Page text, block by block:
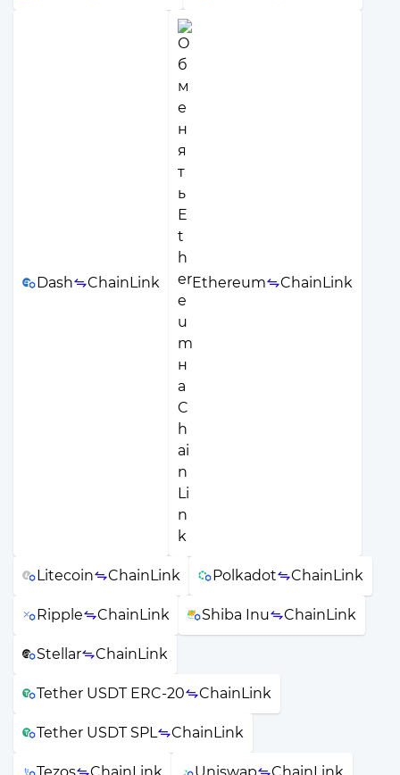
Dash ChainLink Ethereum ChainLink
Litecoin ChainLink Polkadot ChainLink
Ripple ChainLink Shiba Inu ChainLink
Stellar ChainLink
Tether USDT ERC-20 ChainLink
Tether USDT SPL ChainLink